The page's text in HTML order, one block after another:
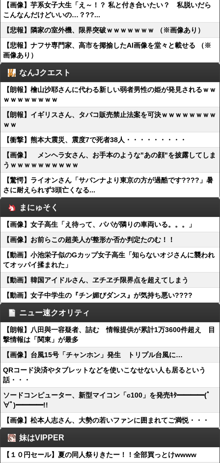
【画像】芋系女子大生「え～！？ 私と付き合いたい？ 私脱いだら
こんなんだけどいいの…？??...
【悲報】隣家の室外機、限界突破ｗｗｗｗｗｗｗ （※画像あり）
【悲報】ナフサ専門家、高市を揶揄したAI画像を堂々と載せる （※
画像あり）
なんJクエスト
【朗報】檜山沙耶さんに代わる新しい弱者男性の姫が発見されるｗｗ
ｗｗｗｗｗｗｗｗ
【朗報】イギリスさん、タバコ販売禁止法案を可決ｗｗｗｗｗｗｗｗ
ｗｗ
【衝撃】熊本大震災、震度7で死者38人・・・・・・・・・
【画像】 メンヘラ女さん、お手本のような"あの顔"を披露してしま
うｗｗｗｗｗｗｗｗｗｗ
【驚愕】ライオンさん「サバンナより東京の方が過酷です????」暑
さに耐えられず3頭亡くなる...
まにゅそく
【画像】女子高生「え待って、パパが隣りの車両いる。。。」
【画像】お前らこの超美人が整形か否か判定たのむ！！
【動画】小池栄子似のGカップ女子高生「知らないオジさんに襲われ
てオッパイ揉まれた」
【動画】韓国アイドルさん、ヱチヱチ限界点を超えてしまう
【動画】女子中学生の『チン媚びダンス』が気持ち悪い????
ニュー速クオリティ
【朗報】八田與一容疑者、詰む 情報提供が累計1万3600件超え 目
撃情報は「関東」が最多
【画像】台風15号「チャンホン」発生 トリプル台風に…
QRコード決済やタブレットなどを使いこなせない人も居るという
話・・・
ソードコンピューター、新型マイコン「c100」を発売ｷﾀ━━━━(ﾟ
∀ﾟ)━━━━!!
【画像】松本人志さん、大勢の若いファンに囲まれてご満悦・・・
妹はVIPPER
【１０円セール】夏の同人祭りきたー！！全部買っとけwwww